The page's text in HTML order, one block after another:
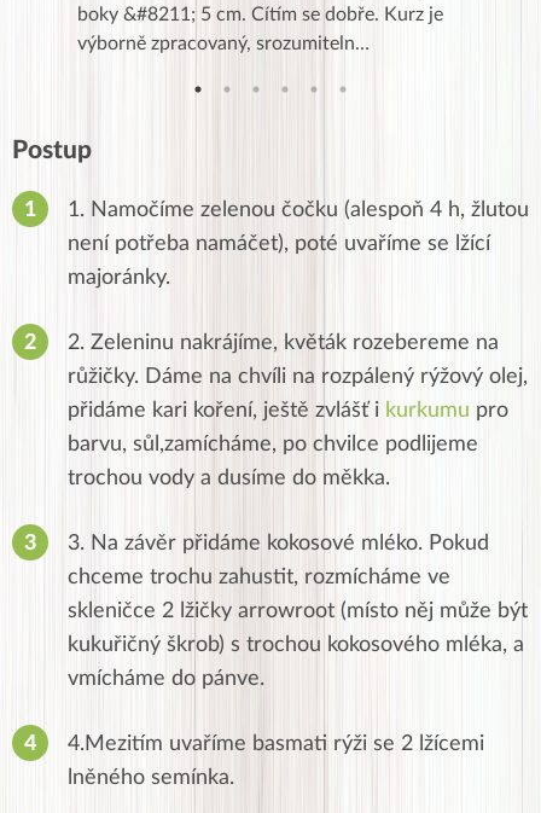
boky &#8211; 5 cm. Cítím se dobře. Kurz je
výborně zpracovaný, srozumiteln…
Postup
1. Namočíme zelenou čočku (alespoň 4 h, žlutou
není potřeba namáčet), poté uvaříme se lžící
majoránky.
2. Zeleninu nakrájíme, květák rozebereme na
růžičky. Dáme na chvíli na rozpálený rýžový olej,
přidáme kari koření, ještě zvlášť i kurkumu pro
barvu, sůl,zamícháme, po chvilce podlijeme
trochou vody a dusíme do měkka.
3. Na závěr přidáme kokosové mléko. Pokud
chceme trochu zahustit, rozmícháme ve
skleničce 2 lžičky arrowroot (místo něj může být
kukuřičný škrob) s trochou kokosového mléka, a
vmícháme do pánve.
4.Mezitím uvaříme basmati rýži se 2 lžícemi
lněného semínka.